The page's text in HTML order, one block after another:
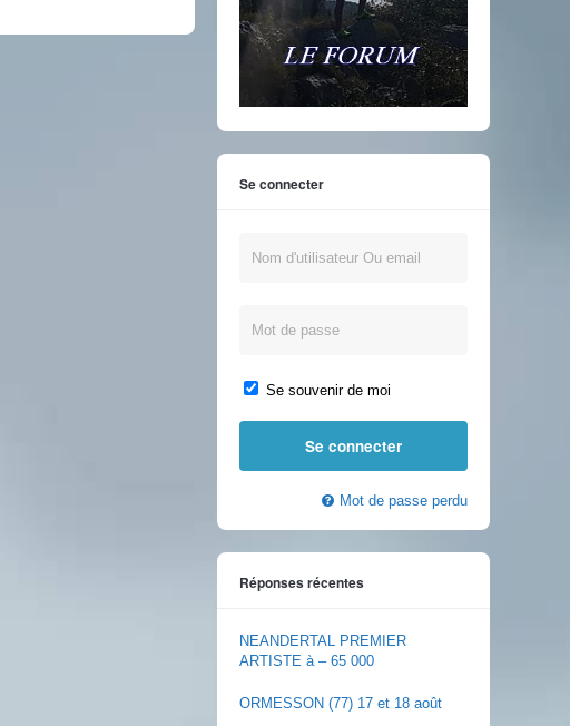
Se connecter
Se souvenir de moi
Mot de passe perdu
Réponses récentes
NEANDERTAL PREMIER
ARTISTE à – 65 000
ORMESSON (77) 17 et 18 août